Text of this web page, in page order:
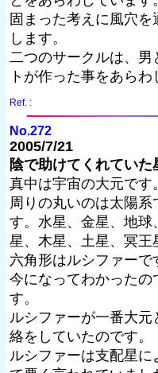
固まった考えに風穴
します。
二つのサークルは、男
トが作った事をあらわ
Ref. :
No.272
2005/7/21
陰で助けてくれていた
真中は宇宙の大元です。
周りの丸いのは太陽系
す。水星、金星、地球
星、木星、土星、冥王
六角形はルシファーで
今になってわかったの
す。
ルシファーが一番大元
絡をしていたのです。
ルシファーは支配星に